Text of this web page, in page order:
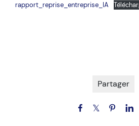
rapport_reprise_entreprise_IA
Partager